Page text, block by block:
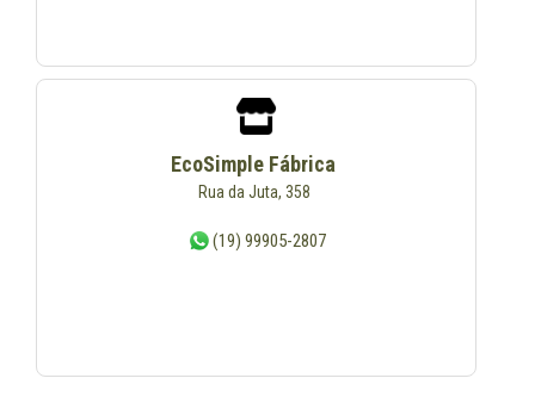
EcoSimple Fábrica
Rua da Juta, 358
(19) 99905-2807